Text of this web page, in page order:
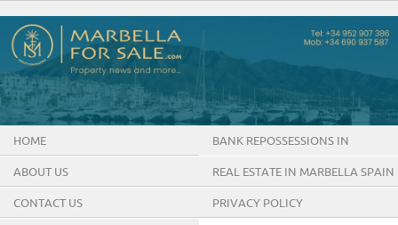
HOME BANK REPOSSESSIONS IN
MARBELLA SPAIN
ABOUT US REAL ESTATE IN MARBELLA SPAIN
CONTACT US PRIVACY POLICY